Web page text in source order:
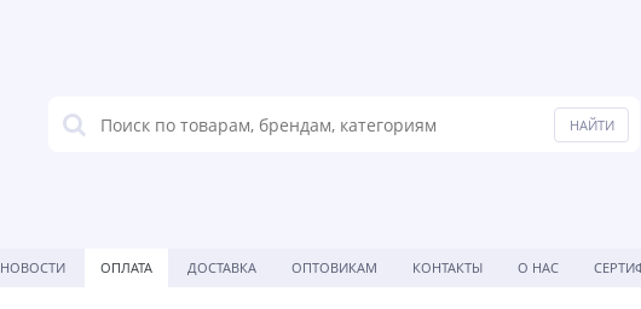
НОВОСТИ ОПЛАТА ДОСТАВКА ОПТОВИКАМ КОНТАКТЫ О НАС